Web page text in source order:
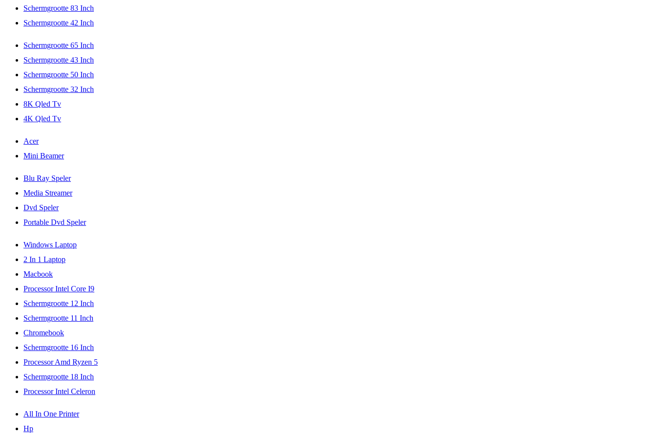
Schermgrootte 83 Inch
Schermgrootte 42 Inch
Schermgrootte 65 Inch
Schermgrootte 43 Inch
Schermgrootte 50 Inch
Schermgrootte 32 Inch
8K Qled Tv
4K Qled Tv
Acer
Mini Beamer
Blu Ray Speler
Media Streamer
Dvd Speler
Portable Dvd Speler
Windows Laptop
2 In 1 Laptop
Macbook
Processor Intel Core I9
Schermgrootte 12 Inch
Schermgrootte 11 Inch
Chromebook
Schermgrootte 16 Inch
Processor Amd Ryzen 5
Schermgrootte 18 Inch
Processor Intel Celeron
All In One Printer
Hp